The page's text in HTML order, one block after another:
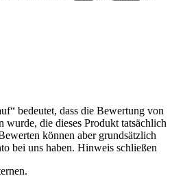
bedeutet, dass die Bewertung von
wurde, die dieses Produkt tatsächlich
können aber grundsätzlich
bei uns haben. Hinweis schließen